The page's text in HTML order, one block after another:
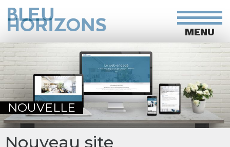
MENU
NOUVELLE
Nouveau site